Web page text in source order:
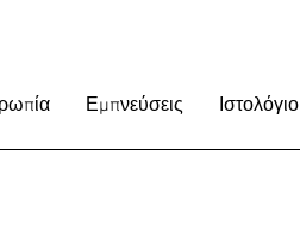
Εμπνεύσεις Ιστολόγιο